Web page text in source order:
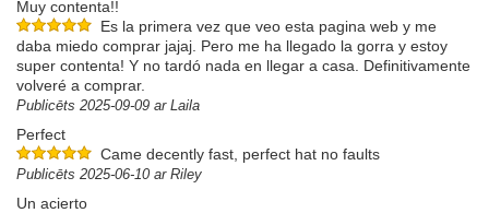
Muy contenta!!
Es la primera vez que veo esta pagina web y me
daba miedo comprar jajaj. Pero me ha llegado la gorra y estoy
super contenta! Y no tardó nada en llegar a casa. Definitivamente
volveré a comprar.
Publicēts 2025-09-09 ar Laila
Perfect
Came decently fast, perfect hat no faults
Publicēts 2025-06-10 ar Riley
Un acierto